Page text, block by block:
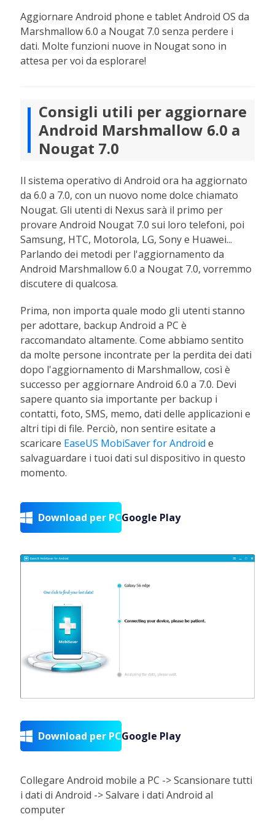
Aggiornare Android phone e tablet Android OS da
Marshmallow 6.0 a Nougat 7.0 senza perdere i
dati. Molte funzioni nuove in Nougat sono in
attesa per voi da esplorare!
Consigli utili per aggiornare
Android Marshmallow 6.0 a
Nougat 7.0
Il sistema operativo di Android ora ha aggiornato
da 6.0 a 7.0, con un nuovo nome dolce chiamato
Nougat. Gli utenti di Nexus sarà il primo per
provare Android Nougat 7.0 sui loro telefoni, poi
Samsung, HTC, Motorola, LG, Sony e Huawei...
Parlando dei metodi per l'aggiornamento da
Android Marshmallow 6.0 a Nougat 7.0, vorremmo
discutere di qualcosa.
Prima, non importa quale modo gli utenti stanno
per adottare, backup Android a PC è
raccomandato altamente. Come abbiamo sentito
da molte persone incontrate per la perdita dei dati
dopo l'aggiornamento di Marshmallow, così è
successo per aggiornare Android 6.0 a 7.0. Devi
sapere quanto sia importante per backup i
contatti, foto, SMS, memo, dati delle applicazioni e
altri tipi di file. Perciò, non sentire esitate a
scaricare EaseUS MobiSaver for Android e
salvaguardare i tuoi dati sul dispositivo in questo
momento.
 Download per PCGoogle Play
 Download per PCGoogle Play
Collegare Android mobile a PC -> Scansionare tutti
i dati di Android -> Salvare i dati Android al
computer